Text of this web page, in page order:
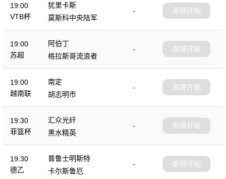
19:00
VTB杯
犹里卡斯
-
莫斯科中央陆军
即将开始
19:00
苏超
阿伯丁
-
格拉斯哥流浪者
即将开始
19:00
越南联
南定
-
胡志明市
即将开始
19:30
菲篮杯
汇众光纤
-
黑水精英
即将开始
19:30
德乙
普鲁士明斯特
-
卡尔斯鲁厄
即将开始